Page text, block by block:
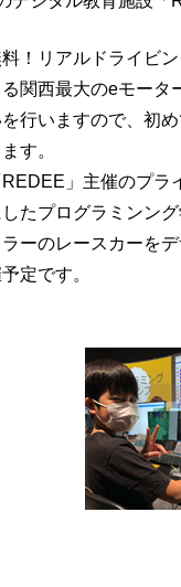
！リアルドライビ
関西最大のeモー
行いますので、初
す。
」主催のプラ
たプログラミンン
ーのレースカーを
定です。